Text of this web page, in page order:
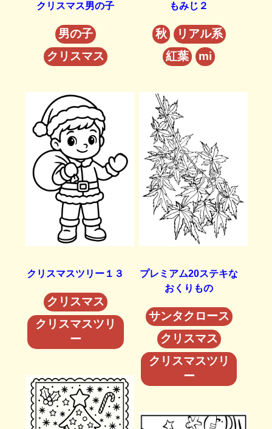
クリスマス男の子
男の子
クリスマス
もみじ２
秋
リアル系
紅葉
mi
クリスマスツリー１３
クリスマス
クリスマスツリ
ー
プレミアム20ステキな
おくりもの
サンタクロース
クリスマス
クリスマスツリ
ー